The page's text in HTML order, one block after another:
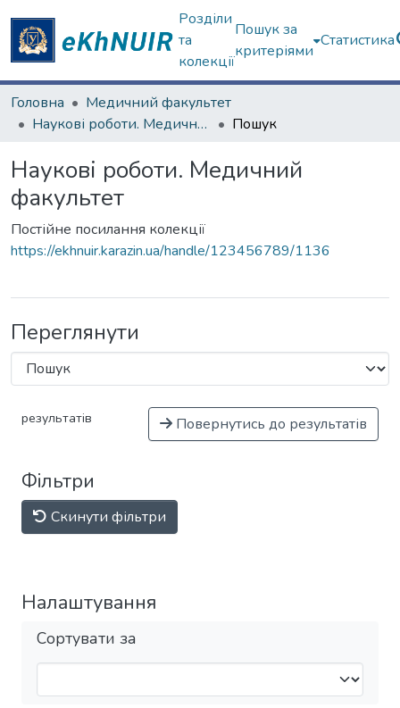
Розділи
та
колекції
Пошук за
критеріями
Статистика
Головна
Медичний факультет
Наукові роботи. Медичний факультет
Пошук
Наукові роботи. Медичний
факультет
Постійне посилання колекції
https://ekhnuir.karazin.ua/handle/123456789/1136
Переглянути
результатів Повернутись до результатів
Фільтри
Скинути фільтри
Налаштування
Сортувати за